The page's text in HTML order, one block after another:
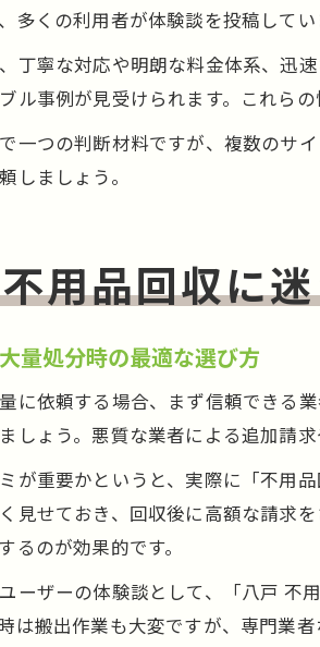
多くの利用者が体験談を投稿してい
丁寧な対応や明朗な料金体系、迅
ル事例が見受けられます。これら
一つの判断材料ですが、複数のサ
しましょう。
用品回収に
量処分時の最適な選び方
に依頼する場合、まず信頼できる
しょう。悪質な業者による追加請
が重要かというと、実際に「不用
見せておき、回収後に高額な請求
るのが効果的です。
ーザーの体験談として、「八戸 不
は搬出作業も大変ですが、専門業